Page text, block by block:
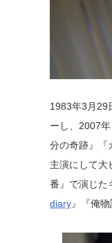
1983年3月29
ーし、2007
分の奇跡』『
主演にして大
番』で演じた
diary』『俺